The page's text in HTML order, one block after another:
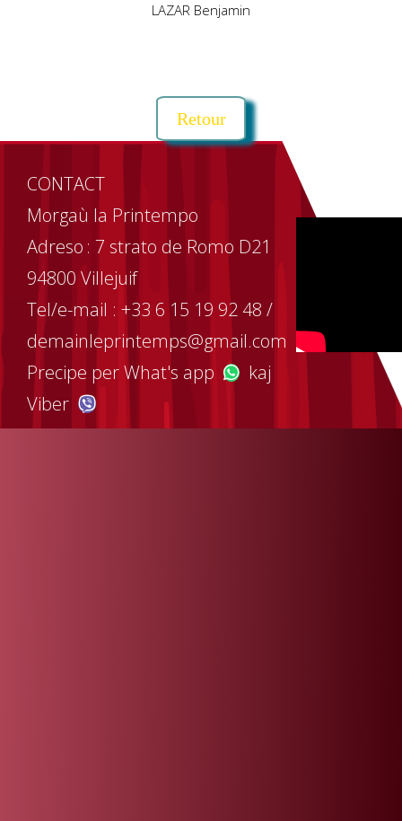
LAZAR Benjamin
Retour
CONTACT
Morgaù la Printempo
Adreso : 7 strato de Romo D21
94800 Villejuif
Tel/e-mail : +33 6 15 19 92 48 /
demainleprintemps@gmail.com
Precipe per What's app
kaj
Viber